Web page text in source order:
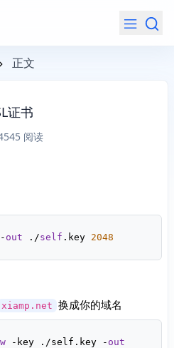
正文
证书
阅读
out ./self .key 2048
xiamp.net 换成你的域名
- key . /self.key - out